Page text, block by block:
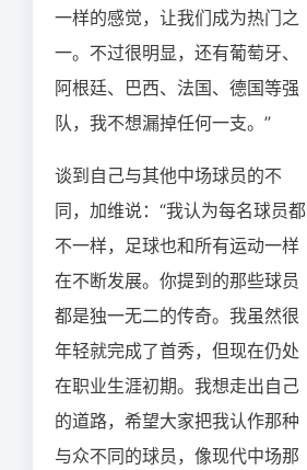
一样的感觉，让我们成为热门之
一。不过很明显，还有葡萄牙、
阿根廷、巴西、法国、德国等强
队，我不想漏掉任何一支。”
谈到自己与其他中场球员的不
同，加维说：“我认为每名球员都
不一样，足球也和所有运动一样
在不断发展。你提到的那些球员
都是独一无二的传奇。我虽然很
年轻就完成了首秀，但现在仍处
在职业生涯初期。我想走出自己
的道路，希望大家把我认作那种
与众不同的球员，像现代中场那